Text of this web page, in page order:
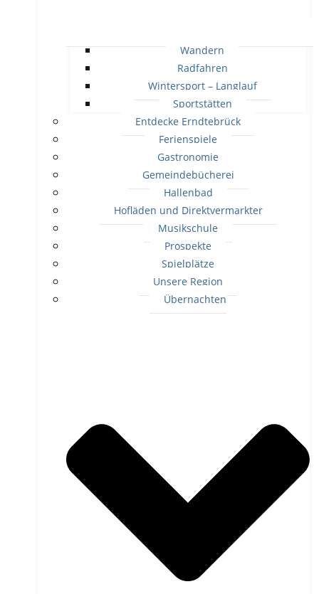
Wandern
Radfahren
Wintersport – Langlauf
Sportstätten
Entdecke Erndtebrück
Ferienspiele
Gastronomie
Gemeindebücherei
Hallenbad
Hofläden und Direktvermarkter
Musikschule
Prospekte
Spielplätze
Unsere Region
Übernachten